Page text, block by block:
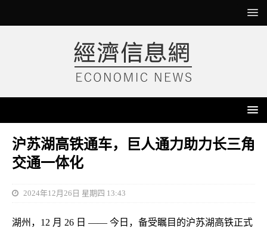
沪苏湖高铁通车，巨人通力助力长三角
交通一体化
2024年12月26日 星期四 13:43
湖州，12 月 26 日 —— 今日，备受瞩目的沪苏湖高铁正式